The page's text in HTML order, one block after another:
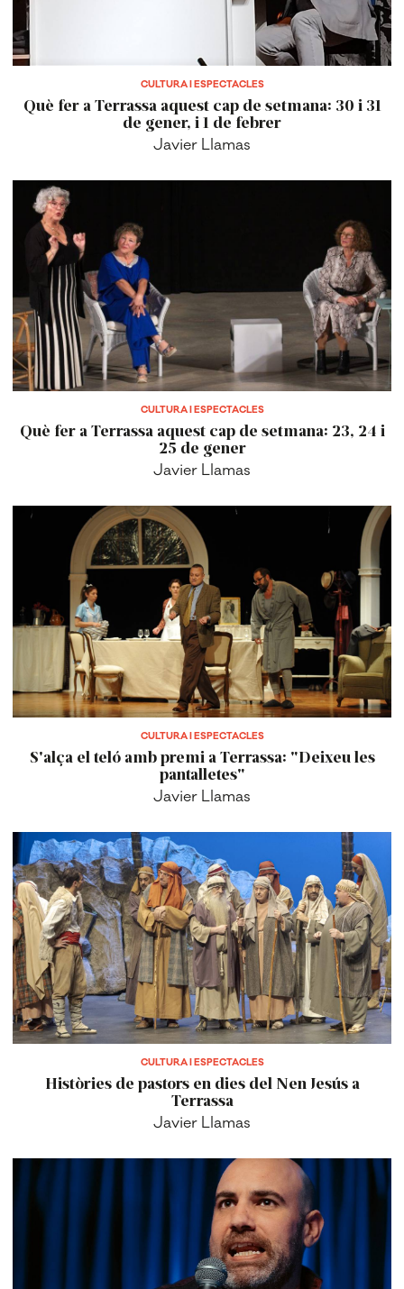
CULTURA I ESPECTACLES
Què fer a Terrassa aquest cap de setmana: 30 i 31
de gener, i 1 de febrer
Javier Llamas
CULTURA I ESPECTACLES
Què fer a Terrassa aquest cap de setmana: 23, 24 i
25 de gener
Javier Llamas
CULTURA I ESPECTACLES
S'alça el teló amb premi a Terrassa: "Deixeu les
pantalletes"
Javier Llamas
CULTURA I ESPECTACLES
Històries de pastors en dies del Nen Jesús a
Terrassa
Javier Llamas